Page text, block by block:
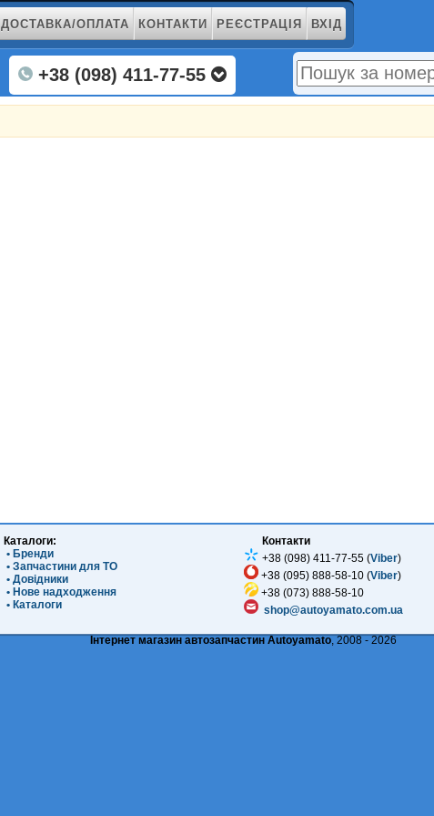
ДОСТАВКА/ОПЛАТА КОНТАКТИ РЕЄСТРАЦІЯ ВХІД
+38 (098) 411-77-55
Каталоги:
• Бренди
• Запчастини для ТО
• Довідники
• Нове надходження
• Каталоги
Контакти
+38 (098) 411-77-55 (Viber)
+38 (095) 888-58-10 (Viber)
+38 (073) 888-58-10
shop@autoyamato.com.ua
Інтернет магазин автозапчастин Autoyamato, 2008 - 2026